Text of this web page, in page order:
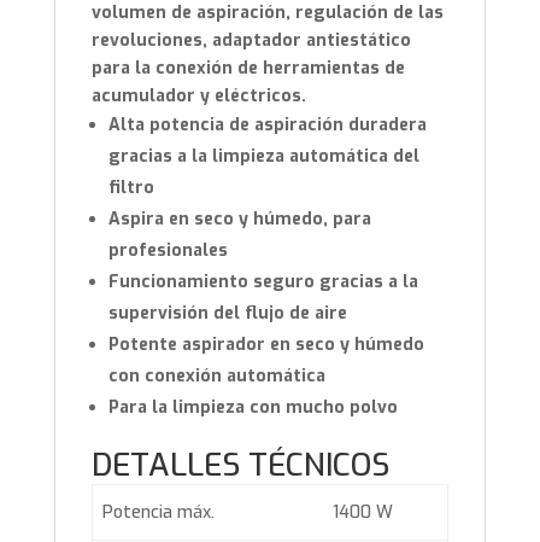
volumen de aspiración, regulación de las
revoluciones, adaptador antiestático
para la conexión de herramientas de
acumulador y eléctricos.
Alta potencia de aspiración duradera
gracias a la limpieza automática del
filtro
Aspira en seco y húmedo, para
profesionales
Funcionamiento seguro gracias a la
supervisión del flujo de aire
Potente aspirador en seco y húmedo
con conexión automática
Para la limpieza con mucho polvo
DETALLES TÉCNICOS
Potencia máx. 1400 W